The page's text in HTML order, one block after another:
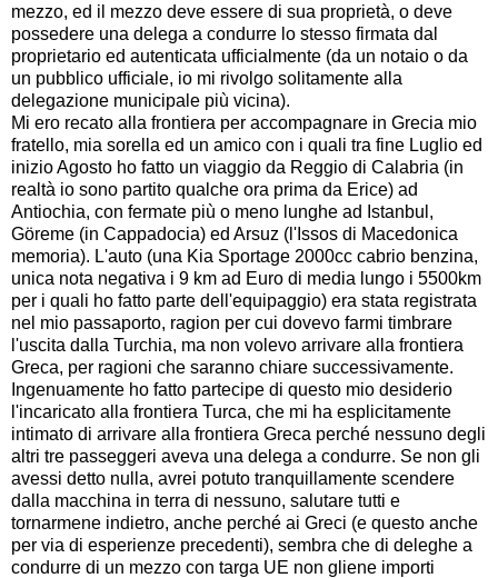
mezzo, ed il mezzo deve essere di sua proprietà, o deve
possedere una delega a condurre lo stesso firmata dal
proprietario ed autenticata ufficialmente (da un notaio o da
un pubblico ufficiale, io mi rivolgo solitamente alla
delegazione municipale più vicina).
Mi ero recato alla frontiera per accompagnare in Grecia mio
fratello, mia sorella ed un amico con i quali tra fine Luglio ed
inizio Agosto ho fatto un viaggio da Reggio di Calabria (in
realtà io sono partito qualche ora prima da Erice) ad
Antiochia, con fermate più o meno lunghe ad Istanbul,
Göreme (in Cappadocia) ed Arsuz (l'Issos di Macedonica
memoria). L'auto (una Kia Sportage 2000cc cabrio benzina,
unica nota negativa i 9 km ad Euro di media lungo i 5500km
per i quali ho fatto parte dell'equipaggio) era stata registrata
nel mio passaporto, ragion per cui dovevo farmi timbrare
l'uscita dalla Turchia, ma non volevo arrivare alla frontiera
Greca, per ragioni che saranno chiare successivamente.
Ingenuamente ho fatto partecipe di questo mio desiderio
l'incaricato alla frontiera Turca, che mi ha esplicitamente
intimato di arrivare alla frontiera Greca perché nessuno degli
altri tre passeggeri aveva una delega a condurre. Se non gli
avessi detto nulla, avrei potuto tranquillamente scendere
dalla macchina in terra di nessuno, salutare tutti e
tornarmene indietro, anche perché ai Greci (e questo anche
per via di esperienze precedenti), sembra che di deleghe a
condurre di un mezzo con targa UE non gliene importi